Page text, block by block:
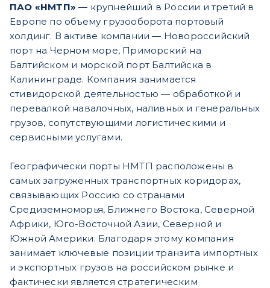
ПАО «НМТП» — крупнейший в России и третий в
Европе по объему грузооборота портовый
холдинг. В активе компании — Новороссийский
порт на Черном море, Приморский на
Балтийском и морской порт Балтийска в
Калининграде. Компания занимается
стивидорской деятельностью — обработкой и
перевалкой навалочных, наливных и генеральных
грузов, сопутствующими логистическими и
сервисными услугами.
Географически порты НМТП расположены в
самых загруженных транспортных коридорах,
связывающих Россию со странами
Средиземноморья, Ближнего Востока, Северной
Африки, Юго-Восточной Азии, Северной и
Южной Америки. Благодаря этому компания
занимает ключевые позиции транзита импортных
и экспортных грузов на российском рынке и
фактически является стратегическим